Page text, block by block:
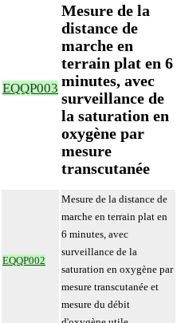
EQQP003
Mesure de la
distance de
marche en
terrain plat en 6
minutes, avec
surveillance de
la saturation en
oxygène par
mesure
transcutanée
EQQP002
Mesure de la distance de
marche en terrain plat en
6 minutes, avec
surveillance de la
saturation en oxygène par
mesure transcutanée et
mesure du débit